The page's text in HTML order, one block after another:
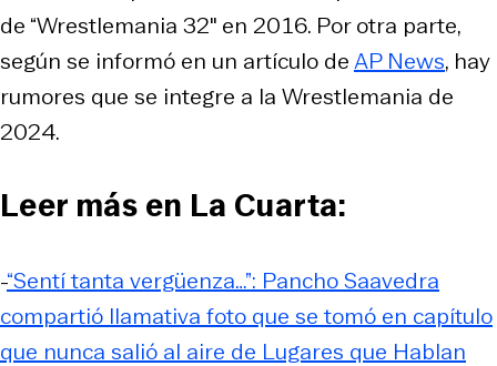
de “Wrestlemania 32″ en 2016. Por otra parte,
según se informó en un artículo deAP News, hay
rumores que se integre a la Wrestlemania de
2024.
Leer más en La Cuarta:
-“Sentí tanta vergüenza…”: Pancho Saavedra
compartió llamativa foto que se tomó en capítulo
que nunca salió al aire de Lugares que Hablan